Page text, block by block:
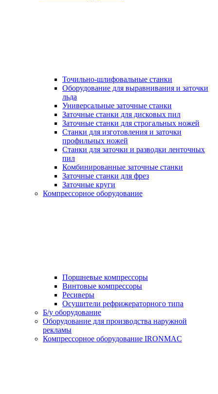
Точильно-шлифовальные станки
Оборудование для выравнивания и заточки
льда
Универсальные заточные станки
Заточные станки для дисковых пил
Заточные станки для строгальных ножей
Станки для изготовления и заточки
профильных ножей
Станки для заточки и разводки ленточных
пил
Комбинированные заточные станки
Заточные станки для фрез
Заточные круги
Компрессорное оборудование
Поршневые компрессоры
Винтовые компрессоры
Ресиверы
Осушители рефрижераторного типа
Б/у оборудование
Оборудование для производства наружной
рекламы
Компрессорное оборудование IRONMAC